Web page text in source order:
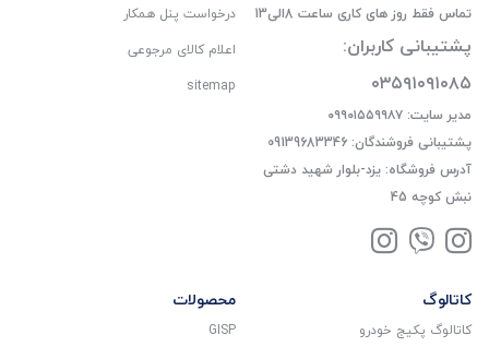
تماس فقط روز های کاری ساعت 8الی13
پشتیبانی کاربران:
۰۳۵۹۱۰۹۱۰۸۵
مدیر سایت: ۰۹۹۰۱۵۵۹۹۸۷
پشتیبانی فروشندگان: 09139683346
آدرس فروشگاه: یزد-بلوار شهید دشتی
نبش کوچه 45
درخواست پنل همکار
اعلام کالای مرجوعی
sitemap
کاتالوگ
کاتالوگ پکیج خودرو
محصولات
GISP